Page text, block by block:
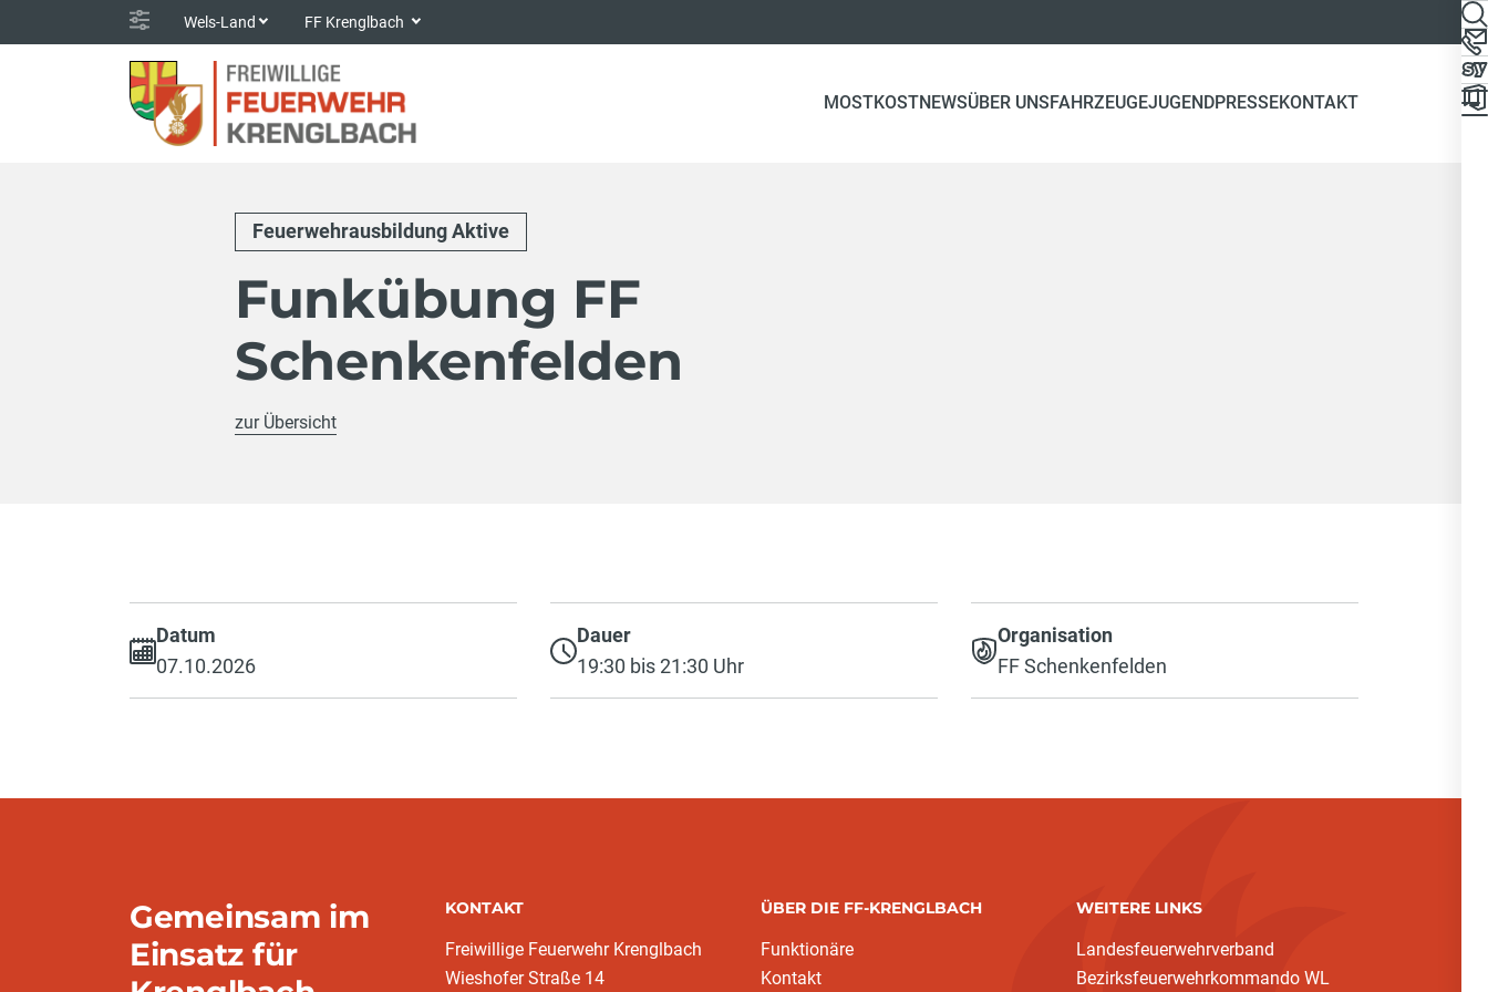
Wels-Land FF Krenglbach
MOSTKOSTNEWSÜBER UNS FAHRZEUGEJUGENDPRESSEKONTAKT
Feuerwehrausbildung Aktive
Funkübung FF
Schenkenfelden
zur Übersicht
Datum
07.10.2026
Dauer
19:30 bis 21:30 Uhr
Organisation
FF Schenkenfelden
Gemeinsam im
Einsatz für
KONTAKT
Freiwillige Feuerwehr Krenglbach
Wieshofer Straße 14
ÜBER DIE FF-KRENGLBACH
Funktionäre
Kontakt
WEITERE LINKS
Landesfeuerwehrverband
Bezirksfeuerwehrkommando WL